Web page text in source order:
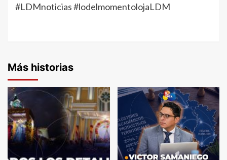
#LDMnoticias #lodelmomentolojaLDM
Más historias